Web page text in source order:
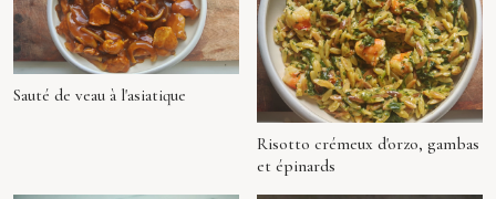
Sauté de veau à l'asiatique
Risotto crémeux d'orzo, gambas
et épinards